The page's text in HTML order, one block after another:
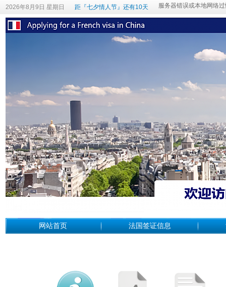
2026年8月9日 星期日 距『七夕情人节』还有10天
网站首页 法国签证信息